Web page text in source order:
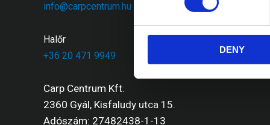
DENY
info@carpcentrum.hu
Halőr
+36 20 471 9949
Carp Centrum Kft.
2360 Gyál, Kisfaludy utca 15.
Adószám: 27482438-1-13